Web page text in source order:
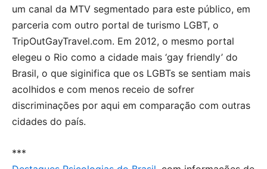
um canal da MTV segmentado para este público, em
parceria com outro portal de turismo LGBT, o
TripOutGayTravel.com. Em 2012, o mesmo portal
elegeu o Rio como a cidade mais ‘gay friendly’ do
Brasil, o que siginifica que os LGBTs se sentiam mais
acolhidos e com menos receio de sofrer
discriminações por aqui em comparação com outras
cidades do país.
***